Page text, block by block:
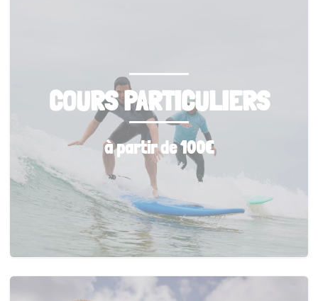
COURS PARTICULIERS
à partir de 100€